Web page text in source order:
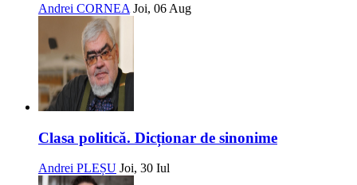
Andrei CORNEA Joi, 06 Aug
Clasa politică. Dicționar de sinonime
Andrei PLEȘU Joi, 30 Iul